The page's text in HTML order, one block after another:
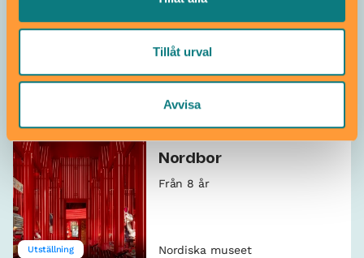
Tillåt urval
Avvisa
Ta med familjen på
Uppdrag Arktis
Utställning
Nordbor
Från 8 år
Nordiska museet